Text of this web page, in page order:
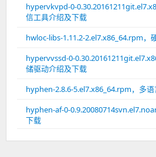
hypervkvpd-0-
信工具介绍及下载
hwloc-libs-1.11.2-2.el7.x86_64.rpm，
hypervvssd-0-
储驱动介绍及下载
hyphen-2.8.6-5.el7.x86_64.rpm，多
hyphen-af-0-
下载